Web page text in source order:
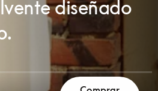
diseñado